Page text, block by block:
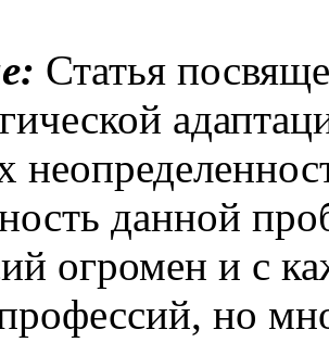
Статья
данной
огромен и с
но